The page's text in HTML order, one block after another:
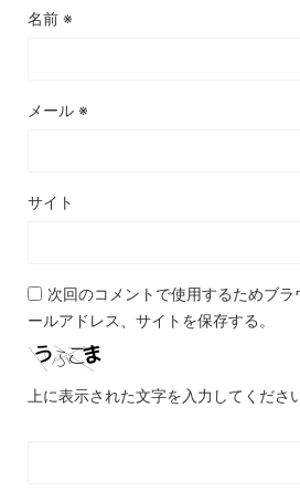
名前 ※
メール ※
サイト
次回のコメントで使用するためブ
ールアドレス、サイトを保存する。
上に表示された文字を入力してください